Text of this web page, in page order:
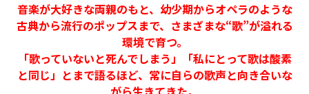
音楽が大好きな両親のもと、幼少期からオペラのような
古典から流行のポップスまで、さまざまな“歌”が溢れる
環境で育つ。
「歌っていないと死んでしまう」「私にとって歌は酸素
と同じ」とまで語るほど、常に自らの歌声と向き合いな